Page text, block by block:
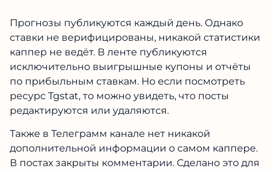
Прогнозы публикуются каждый день. Однако
ставки не верифицированы, никакой статистики
каппер не ведёт. В ленте публикуются
исключительно выигрышные купоны и отчёты
по прибыльным ставкам. Но если посмотреть
ресурс Tgstat, то можно увидеть, что посты
редактируются или удаляются.
Также в Телеграмм канале нет никакой
дополнительной информации о самом каппере.
В постах закрыты комментарии. Сделано это для